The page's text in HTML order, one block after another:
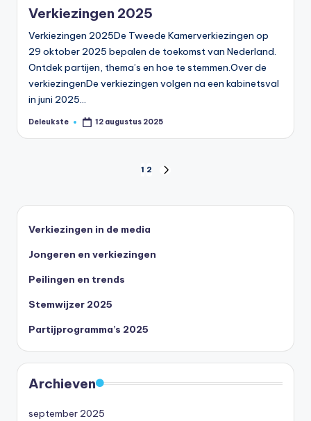
Verkiezingen 2025
Verkiezingen 2025De Tweede Kamerverkiezingen op
29 oktober 2025 bepalen de toekomst van Nederland.
Ontdek partijen, thema’s en hoe te stemmen.Over de
verkiezingenDe verkiezingen volgen na een kabinetsval
in juni 2025…
Geplaatst
Deleukste 12 augustus 2025
paginering
1 2
Verkiezingen in de media
Jongeren en verkiezingen
Peilingen en trends
Stemwijzer 2025
Partijprogramma’s 2025
Archieven
september 2025